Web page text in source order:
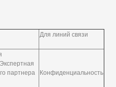
Для линий связи
партнера
Конфиденциальность